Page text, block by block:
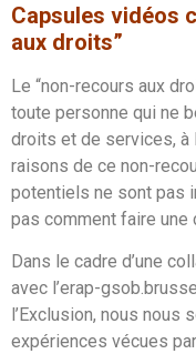
Capsules vidéos
aux droits”
Le “non-recours aux
toute personne qui ne
droits et de services, à
raisons de ce non-
potentiels ne sont pas
pas comment faire une
Dans le cadre d’une
avec l’erap-
l’Exclusion, nous
expériences vécues